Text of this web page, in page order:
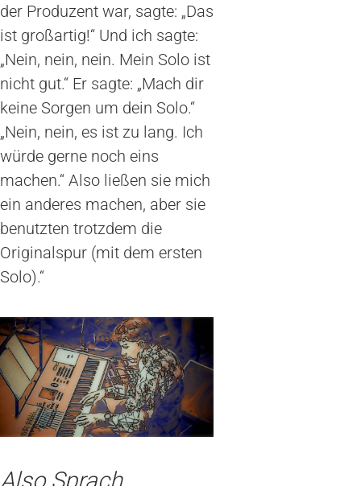
der Produzent war, sagte: „Das
ist großartig!“ Und ich sagte:
„Nein, nein, nein. Mein Solo ist
nicht gut.“ Er sagte: „Mach dir
keine Sorgen um dein Solo.“
„Nein, nein, es ist zu lang. Ich
würde gerne noch eins
machen.“ Also ließen sie mich
ein anderes machen, aber sie
benutzten trotzdem die
Originalspur (mit dem ersten
Solo).“